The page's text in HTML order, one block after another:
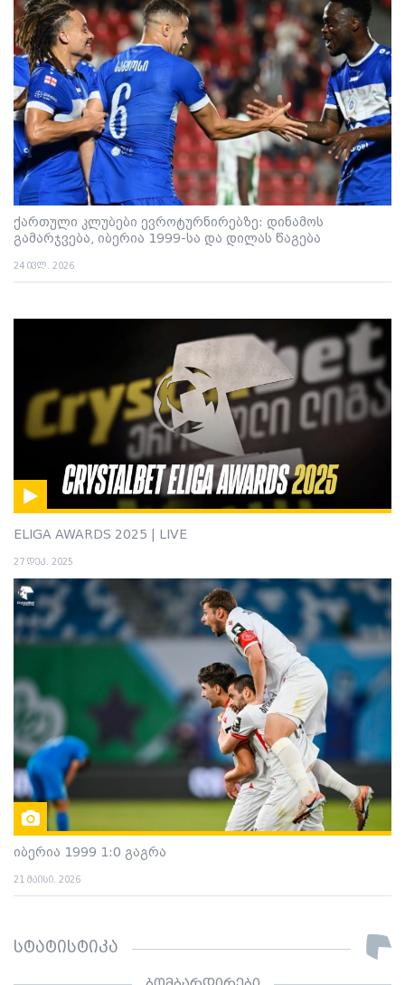
ქართული კლუბები ევროტურნირებზე: დინამოს
გამარჯვება, იბერია 1999-სა და დილას წაგება
24 ივლ. 2026
ELIGA AWARDS 2025 | LIVE
27 დეკ. 2025
იბერია 1999 1:0 გაგრა
21 მაისი. 2026
სტატისტიკა